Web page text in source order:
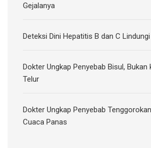
Gejalanya
Deteksi Dini Hepatitis B dan C
Dokter Ungkap Penyebab Bisul, Bukan
Telur
Dokter Ungkap Penyebab
Cuaca Panas